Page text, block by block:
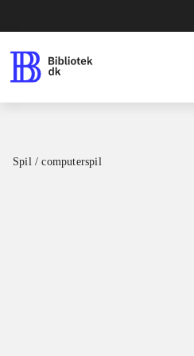
Spil / computerspil